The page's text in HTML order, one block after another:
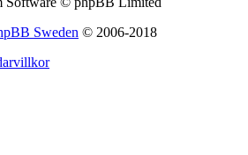
Sweden © 2006-2018